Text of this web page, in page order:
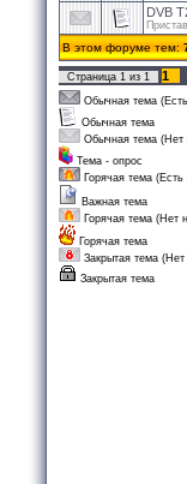
DVB
В этом форуме тем:
Страница 1 из 1 1
Обычная тема
Обычная тема
Обычная тема (Нет
Тема - опрос
Горячая тема
Важная тема
Горячая тема (Нет
Горячая тема
Закрытая тема
Закрытая тема